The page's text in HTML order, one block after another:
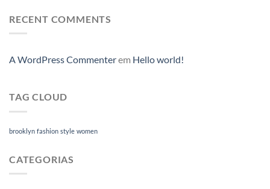
RECENT COMMENTS
A WordPress Commenterem Hello world!
TAG CLOUD
brooklyn fashion style women
CATEGORIAS